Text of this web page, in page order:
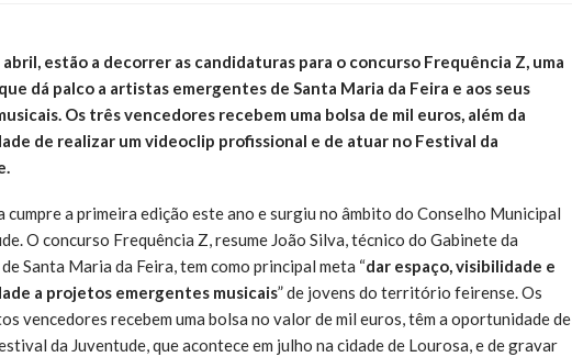
estão a decorrer as candidaturas para o concurso Frequência Z, uma
dá palco a artistas emergentes de Santa Maria da Feira e aos seus
Os três vencedores recebem uma bolsa de mil euros, além da
de realizar um videoclip profissional e de atuar no Festival da
cumpre a primeira edição este ano e surgiu no âmbito do Conselho Municipal
O concurso Frequência Z, resume João Silva, técnico do Gabinete da
Santa Maria da Feira, tem como principal meta “dar espaço, visibilidade e
a projetos emergentes musicais” de jovens do território feirense.Os
vencedores recebem uma bolsa no valor de mil euros, têm a oportunidade de
da Juventude, que acontece em julho na cidade de Lourosa, e de gravar